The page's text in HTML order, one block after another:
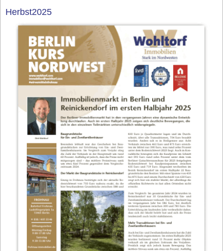
Herbst2025